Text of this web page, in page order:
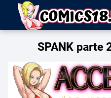
SPANK parte